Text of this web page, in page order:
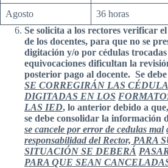
Agosto 36 horas
Se solicita a los rectores verificar
de los docentes, para que no se
digitación y/o por cédulas trocadas
equivocaciones dificultan la
posterior pago al docente. Se
SE CORREGIRÁN LAS
DIGITADAS EN LOS
LAS IED, lo anterior debido a
se debe consolidar la información
se cancele por error de cedulas mal
responsabilidad del Rector, PARA
SITUACIÓN SE DEBERÁ
PARA QUE SEAN